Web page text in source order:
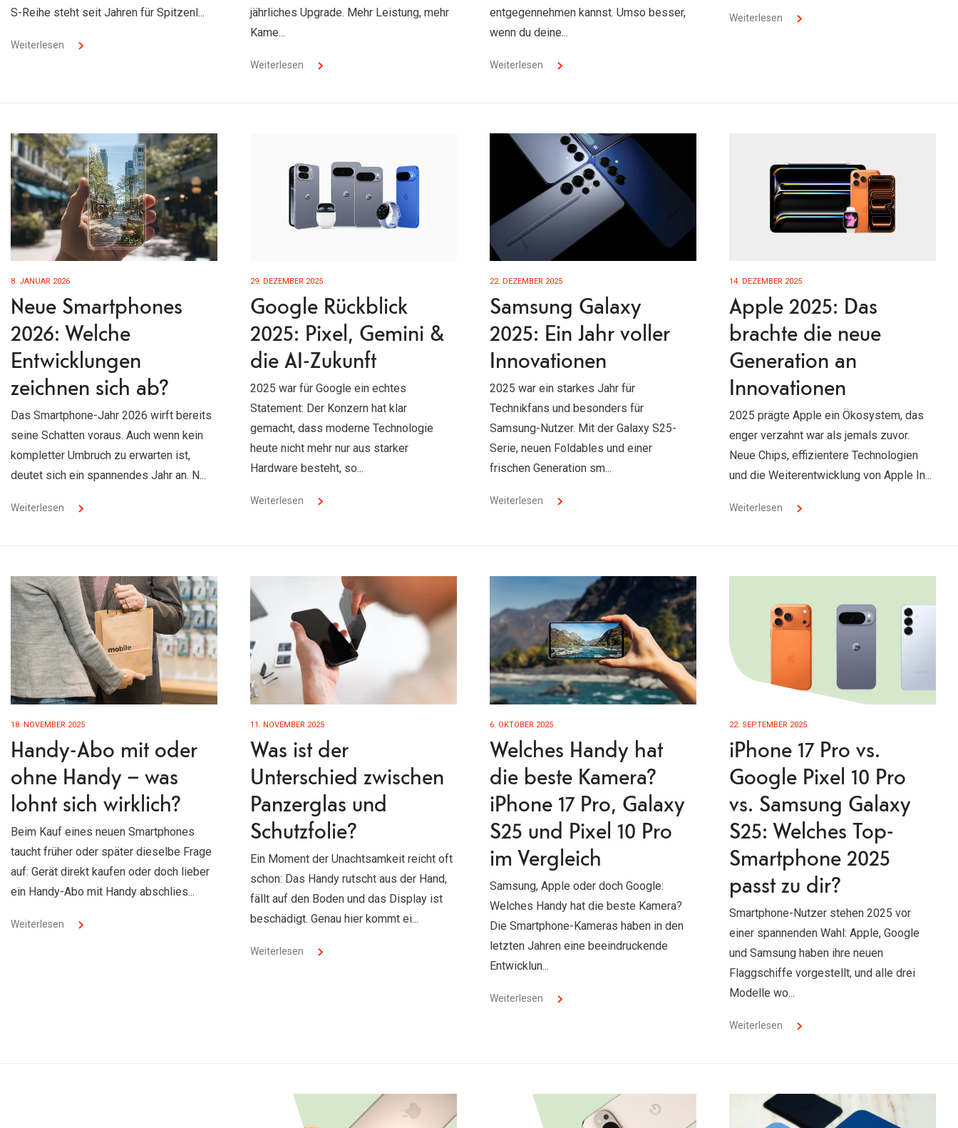
S-Reihe steht seit Jahren für Spitzenl...
Weiterlesen
jährliches Upgrade. Mehr Leistung, mehr
Kame...
Weiterlesen
entgegennehmen kannst. Umso besser,
wenn du deine...
Weiterlesen
Weiterlesen
8. JANUAR 2026
Neue Smartphones
2026: Welche
Entwicklungen
zeichnen sich ab?
Das Smartphone-Jahr 2026 wirft bereits
seine Schatten voraus. Auch wenn kein
kompletter Umbruch zu erwarten ist,
deutet sich ein spannendes Jahr an. N...
Weiterlesen
29. DEZEMBER 2025
Google Rückblick
2025: Pixel, Gemini &
die AI-Zukunft
2025 war für Google ein echtes
Statement: Der Konzern hat klar
gemacht, dass moderne Technologie
heute nicht mehr nur aus starker
Hardware besteht, so...
Weiterlesen
22. DEZEMBER 2025
Samsung Galaxy
2025: Ein Jahr voller
Innovationen
2025 war ein starkes Jahr für
Technikfans und besonders für
Samsung-Nutzer. Mit der Galaxy S25-
Serie, neuen Foldables und einer
frischen Generation sm...
Weiterlesen
14. DEZEMBER 2025
Apple 2025: Das
brachte die neue
Generation an
Innovationen
2025 prägte Apple ein Ökosystem, das
enger verzahnt war als jemals zuvor.
Neue Chips, effizientere Technologien
und die Weiterentwicklung von Apple In...
Weiterlesen
18. NOVEMBER 2025
Handy-Abo mit oder
ohne Handy – was
lohnt sich wirklich?
Beim Kauf eines neuen Smartphones
taucht früher oder später dieselbe Frage
auf: Gerät direkt kaufen oder doch lieber
ein Handy-Abo mit Handy abschlies...
Weiterlesen
11. NOVEMBER 2025
Was ist der
Unterschied zwischen
Panzerglas und
Schutzfolie?
Ein Moment der Unachtsamkeit reicht oft
schon: Das Handy rutscht aus der Hand,
fällt auf den Boden und das Display ist
beschädigt. Genau hier kommt ei...
Weiterlesen
6. OKTOBER 2025
Welches Handy hat
die beste Kamera?
iPhone 17 Pro, Galaxy
S25 und Pixel 10 Pro
im Vergleich
Samsung, Apple oder doch Google:
Welches Handy hat die beste Kamera?
Die Smartphone-Kameras haben in den
letzten Jahren eine beeindruckende
Entwicklun...
Weiterlesen
22. SEPTEMBER 2025
iPhone 17 Pro vs.
Google Pixel 10 Pro
vs. Samsung Galaxy
S25: Welches Top-
Smartphone 2025
passt zu dir?
Smartphone-Nutzer stehen 2025 vor
einer spannenden Wahl: Apple, Google
und Samsung haben ihre neuen
Flaggschiffe vorgestellt, und alle drei
Modelle wo...
Weiterlesen